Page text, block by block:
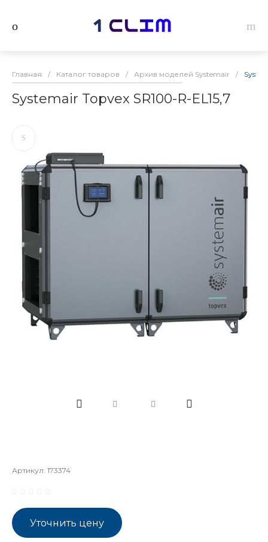
Главная / Каталог товаров / Архив моделей Systemair /
Systemair Topvex SR100-R-EL15,7
Артикул: 173374
Уточнить цену